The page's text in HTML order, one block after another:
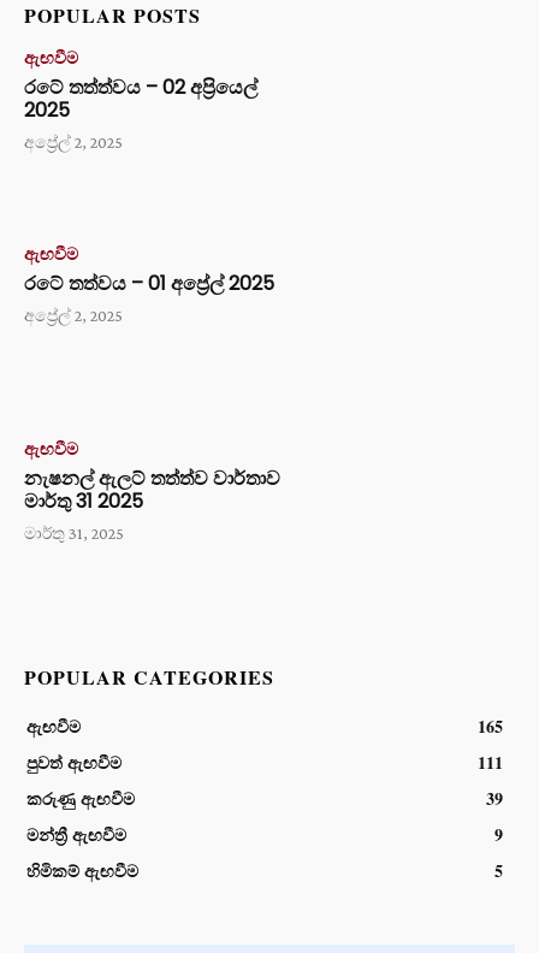
POPULAR POSTS
ඇඟවීම
රටේ තත්ත්වය – 02 අප්‍රියෙල්
2025
අප්‍රේල් 2, 2025
ඇඟවීම
රටේ තත්වය – 01 අප්‍රේල් 2025
අප්‍රේල් 2, 2025
ඇඟවීම
නැෂනල් ඇලට් තත්ත්ව වාර්තාව
මාර්තු 31 2025
මාර්තු 31, 2025
POPULAR CATEGORIES
ඇඟවීම
165
පුවත් ඇඟවීම
111
කරුණු ඇඟවීම
39
මන්ත්‍රී ඇඟවීම
9
හිමිකම් ඇඟවීම
5